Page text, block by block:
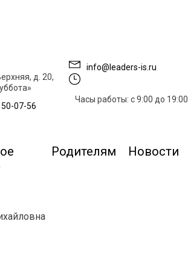
д. 20,
07-56
info@leaders-is.ru
Часы работы: с 9:00 до 19:00
Родителям Новости